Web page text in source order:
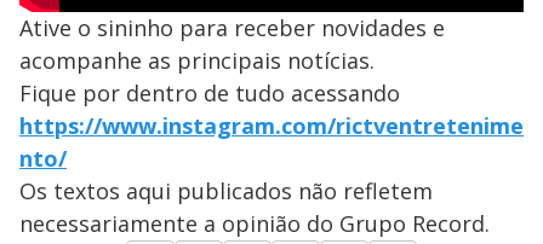
Ative o sininho para receber novidades e
acompanhe as principais notícias.
Fique por dentro de tudo acessando
https://www.instagram.com/rictventretenime
nto/
Os textos aqui publicados não refletem
necessariamente a opinião do Grupo Record.